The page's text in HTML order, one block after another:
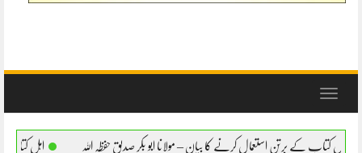
Toggle
کا بیان – مولانا ابو بکر صدیق حفظہ اللہ اہل کتاب کے برتن استعمال کرنے کا بیان –